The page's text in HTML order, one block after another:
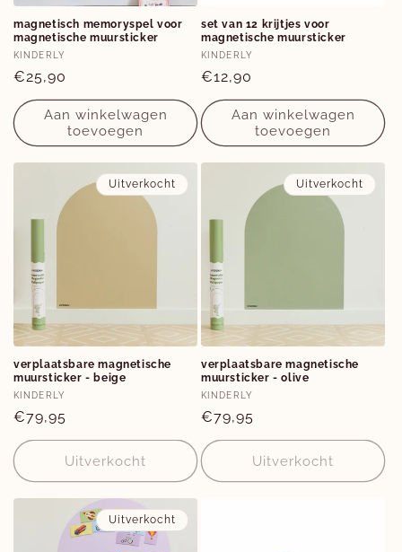
magnetisch memoryspel voor
magnetische muursticker
Verkoper:
KINDERLY
Normale
prijs
€25,90
Aan winkelwagen
toevoegen
set van 12 krijtjes voor
magnetische muursticker
Verkoper:
KINDERLY
Normale
prijs
€12,90
Aan winkelwagen
toevoegen
Uitverkocht
verplaatsbare magnetische
muursticker - beige
Verkoper:
KINDERLY
Normale
prijs
€79,95
Uitverkocht
Uitverkocht
verplaatsbare magnetische
muursticker - olive
Verkoper:
KINDERLY
Normale
prijs
€79,95
Uitverkocht
Uitverkocht